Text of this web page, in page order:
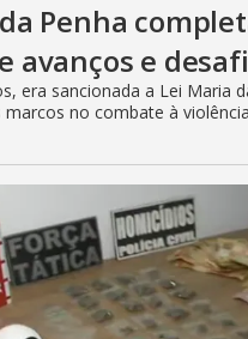
Penha
avanços e
era sancionada a Lei Maria
marcos no combate à